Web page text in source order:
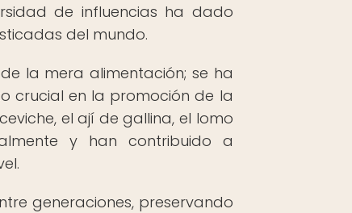
de influencias ha dado
del mundo.
la mera alimentación; se ha
crucial en la promoción de la
el ají de gallina, el lomo
y han contribuido a
generaciones, preservando